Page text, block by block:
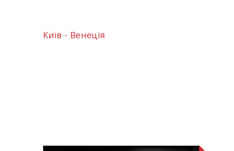
Київ - Венеція